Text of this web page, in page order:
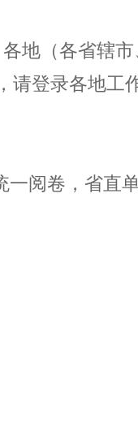
各地（各省辖
请登录各地工
一阅卷，省直